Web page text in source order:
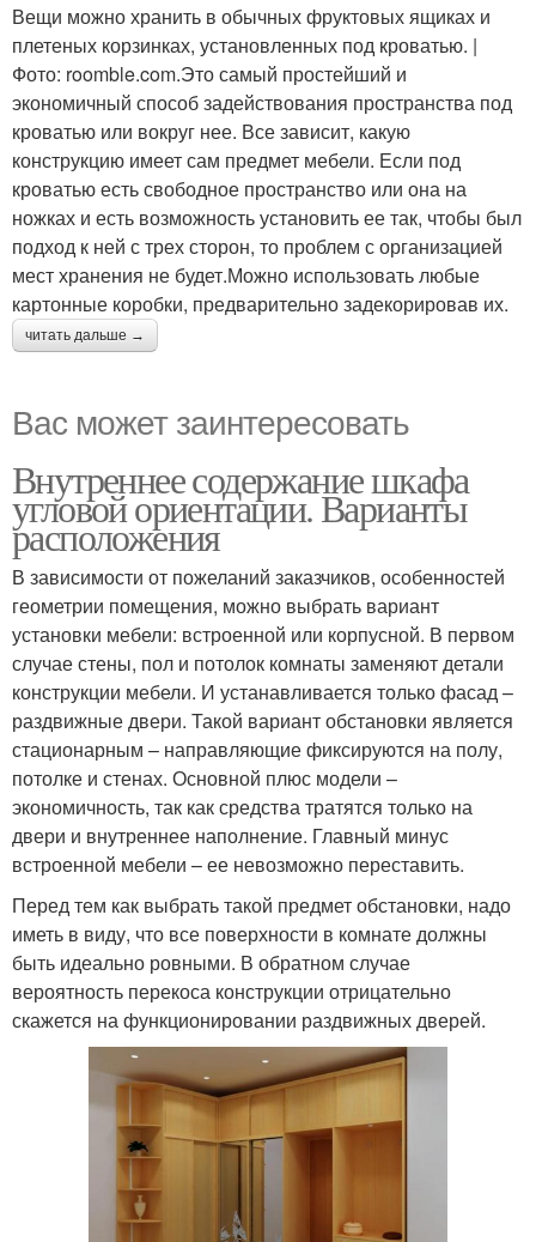
Вещи можно хранить в обычных фруктовых ящиках и
плетеных корзинках, установленных под кроватью. |
Фото: roomble.com.Это самый простейший и
экономичный способ задействования пространства под
кроватью или вокруг нее. Все зависит, какую
конструкцию имеет сам предмет мебели. Если под
кроватью есть свободное пространство или она на
ножках и есть возможность установить ее так, чтобы был
подход к ней с трех сторон, то проблем с организацией
мест хранения не будет.Можно использовать любые
картонные коробки, предварительно задекорировав их.
читать дальше →
Вас может заинтересовать
Внутреннее содержание шкафа
угловой ориентации. Варианты
расположения
В зависимости от пожеланий заказчиков, особенностей
геометрии помещения, можно выбрать вариант
установки мебели: встроенной или корпусной. В первом
случае стены, пол и потолок комнаты заменяют детали
конструкции мебели. И устанавливается только фасад –
раздвижные двери. Такой вариант обстановки является
стационарным – направляющие фиксируются на полу,
потолке и стенах. Основной плюс модели –
экономичность, так как средства тратятся только на
двери и внутреннее наполнение. Главный минус
встроенной мебели – ее невозможно переставить.
Перед тем как выбрать такой предмет обстановки, надо
иметь в виду, что все поверхности в комнате должны
быть идеально ровными. В обратном случае
вероятность перекоса конструкции отрицательно
скажется на функционировании раздвижных дверей.